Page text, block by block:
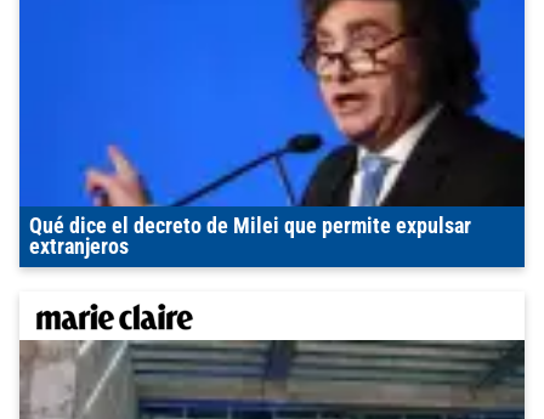
Qué dice el decreto de Milei que permite expulsar
extranjeros